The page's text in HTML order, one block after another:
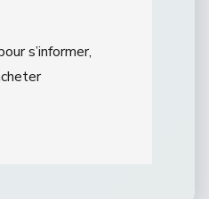
s’informer,